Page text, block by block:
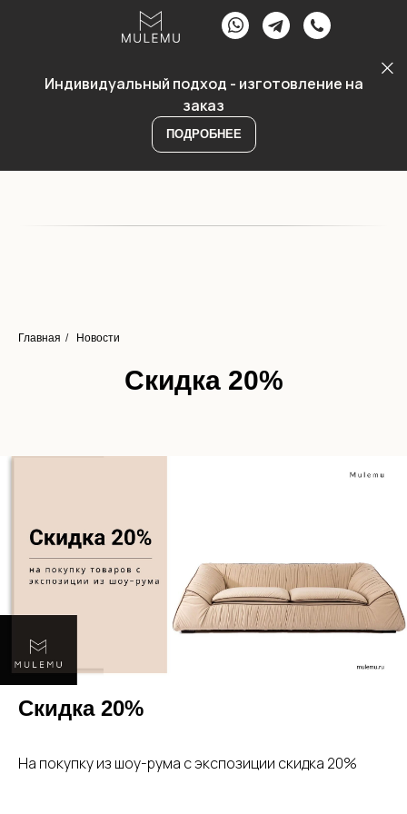
Индивидуальный подход - изготовление на
заказ
ПОДРОБНЕЕ
Главная / Новости
Скидка 20%
Скидка 20%
На покупку из шоу-рума с экспозиции скидка 20%